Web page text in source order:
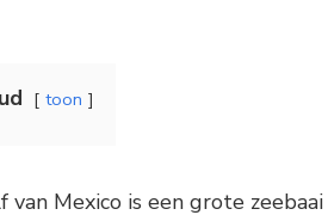
toon
van Mexico is een grote